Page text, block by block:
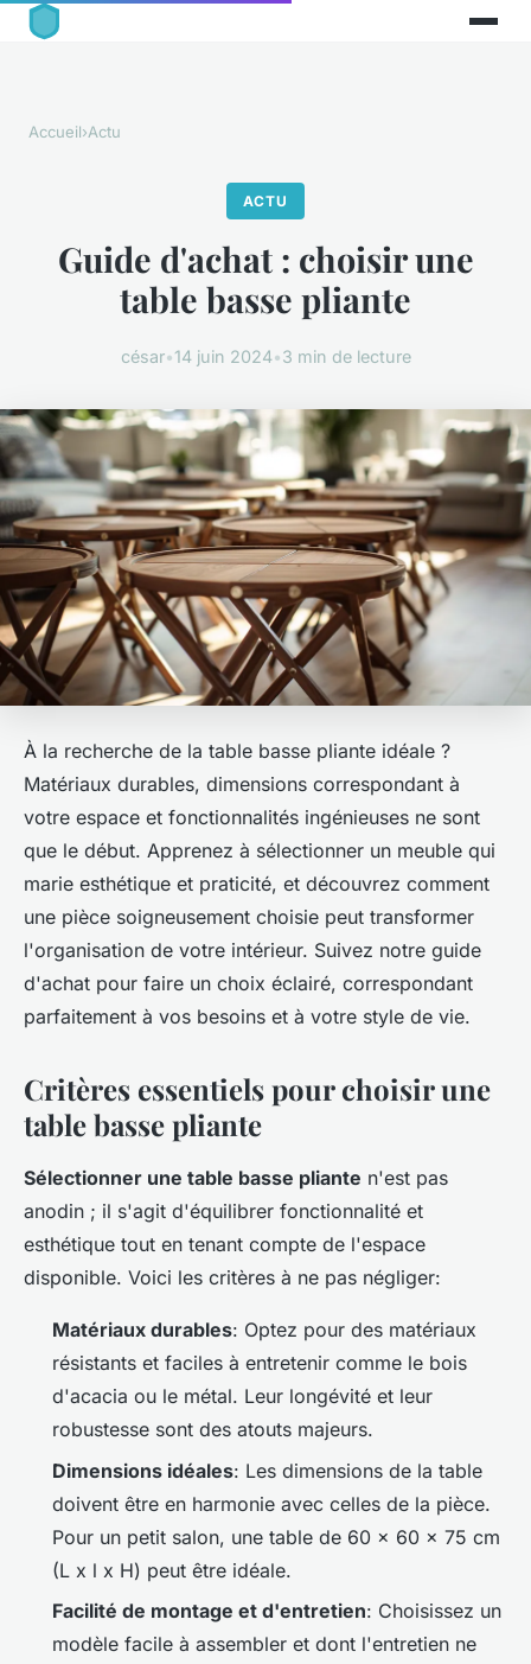
Accueil›Actu
ACTU
Guide d'achat : choisir une
table basse pliante
césar•14 juin 2024•3 min de lecture
À la recherche de la table basse pliante idéale ?
Matériaux durables, dimensions correspondant à
votre espace et fonctionnalités ingénieuses ne sont
que le début. Apprenez à sélectionner un meuble qui
marie esthétique et praticité, et découvrez comment
une pièce soigneusement choisie peut transformer
l'organisation de votre intérieur. Suivez notre guide
d'achat pour faire un choix éclairé, correspondant
parfaitement à vos besoins et à votre style de vie.
Critères essentiels pour choisir une
table basse pliante
Sélectionner une table basse pliante n'est pas
anodin ; il s'agit d'équilibrer fonctionnalité et
esthétique tout en tenant compte de l'espace
disponible. Voici les critères à ne pas négliger:
Matériaux durables: Optez pour des matériaux
résistants et faciles à entretenir comme le bois
d'acacia ou le métal. Leur longévité et leur
robustesse sont des atouts majeurs.
Dimensions idéales: Les dimensions de la table
doivent être en harmonie avec celles de la pièce.
Pour un petit salon, une table de 60 x 60 x 75 cm
(L x l x H) peut être idéale.
Facilité de montage et d'entretien: Choisissez un
modèle facile à assembler et dont l'entretien ne